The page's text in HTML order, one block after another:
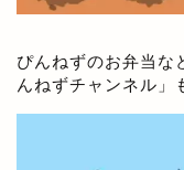
ぴんねずのお弁当な
んねずチャンネル 」